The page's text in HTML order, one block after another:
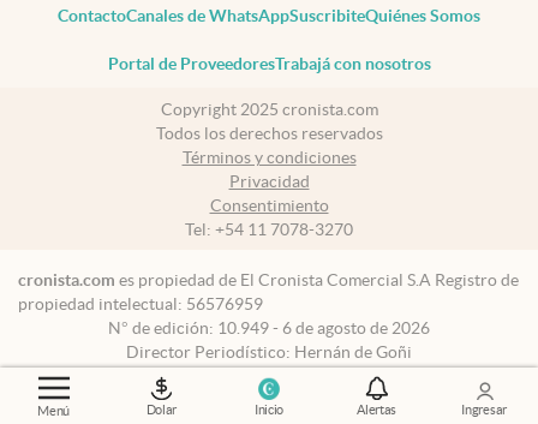
Menú Dolar Inicio Alertas Ingresar
ContactoCanales de WhatsAppSuscribiteQuiénes Somos
Portal de ProveedoresTrabajá con nosotros
Copyright 2025 cronista.com
Todos los derechos reservados
Términos y condiciones
Privacidad
Consentimiento
Tel: +54 11 7078-3270
cronista.com es propiedad de El Cronista Comercial S.A Registro de
propiedad intelectual: 56576959
N° de edición: 10.949 - 6 de agosto de 2026
Director Periodístico: Hernán de Goñi